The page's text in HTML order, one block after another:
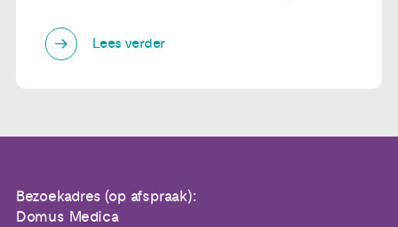
Lees verder
Bezoekadres (op afspraak):
Domus Medica